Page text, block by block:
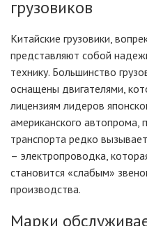
грузовиков
Китайские грузовики,
представляют собой
технику. Большинство
оснащены двигателями,
лицензиям лидеров
американского автопрома,
транспорта редко
– электропроводка,
становится «слабым»
производства.
Марки